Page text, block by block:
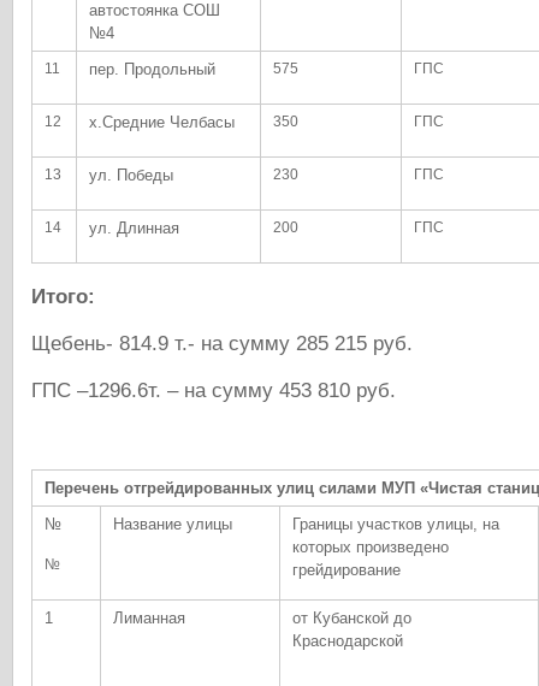
автостоянка СОШ
№4
11 пер. Продольный 575 ГПС
12 х.Средние Челбасы 350 ГПС
13 ул. Победы 230 ГПС
14 ул. Длинная 200 ГПС
Итого:
Щебень- 814.9 т.- на сумму 285 215 руб.
ГПС –1296.6т. – на сумму 453 810 руб.
Перечень отгрейдированных улиц силами МУП «Чистая
№
№
Название улицы
Границы участков улицы, на
которых произведено
грейдирование
1 Лиманная
от Кубанской до
Краснодарской